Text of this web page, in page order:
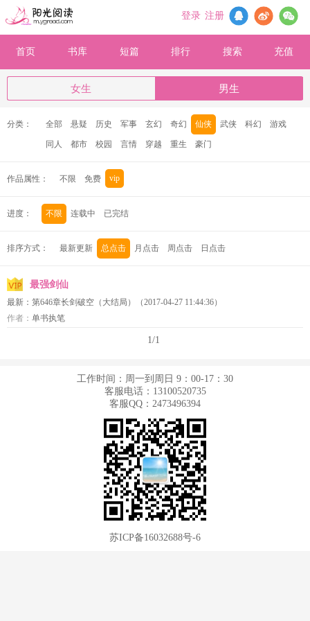
登录 注册
首页 书库 短篇 排行 搜索 充值
女生 男生
分类： 全部 悬疑 历史 军事 玄幻 奇幻 仙侠 武侠 科幻 游戏
同人 都市 校园 言情 穿越 重生 豪门
作品属性： 不限 免费 vip
进度： 不限 连载中 已完结
排序方式： 最新更新 总点击 月点击 周点击 日点击
最强剑仙
最新： 第646章长剑破空（大结局）
（2017-04-27 11:44:36）
作者： 单书执笔
1/1
工作时间：周一到周日 9：00-17：30
客服电话：13100520735
客服QQ：2473496394
苏ICP备16032688号-6